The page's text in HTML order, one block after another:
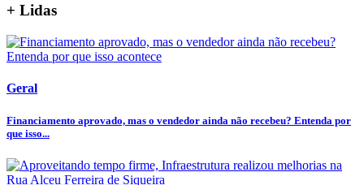
+ Lidas
Geral
Financiamento aprovado, mas o vendedor ainda não recebeu? Entenda por
que isso...